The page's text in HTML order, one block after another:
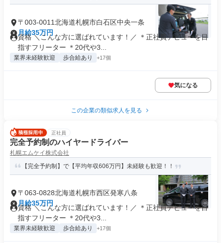
〒003-0011北海道札幌市白石区中央一条
月給35万円
資格 ＼こんな方に選ばれています！／ ＊正社員デビューを目
指すフリーター ＊20代や3...
業界未経験歓迎 歩合給あり +17個
気になる
この企業の類似求人を見る
正社員
完全予約制のハイヤードライバー
札幌エムケイ株式会社
【完全予約制】で【平均年収606万円】未経験も歓迎！！
〒063-0828北海道札幌市西区発寒八条
月給35万円
資格 ＼こんな方に選ばれています！／ ＊正社員デビューを目
指すフリーター ＊20代や3...
業界未経験歓迎 歩合給あり +17個